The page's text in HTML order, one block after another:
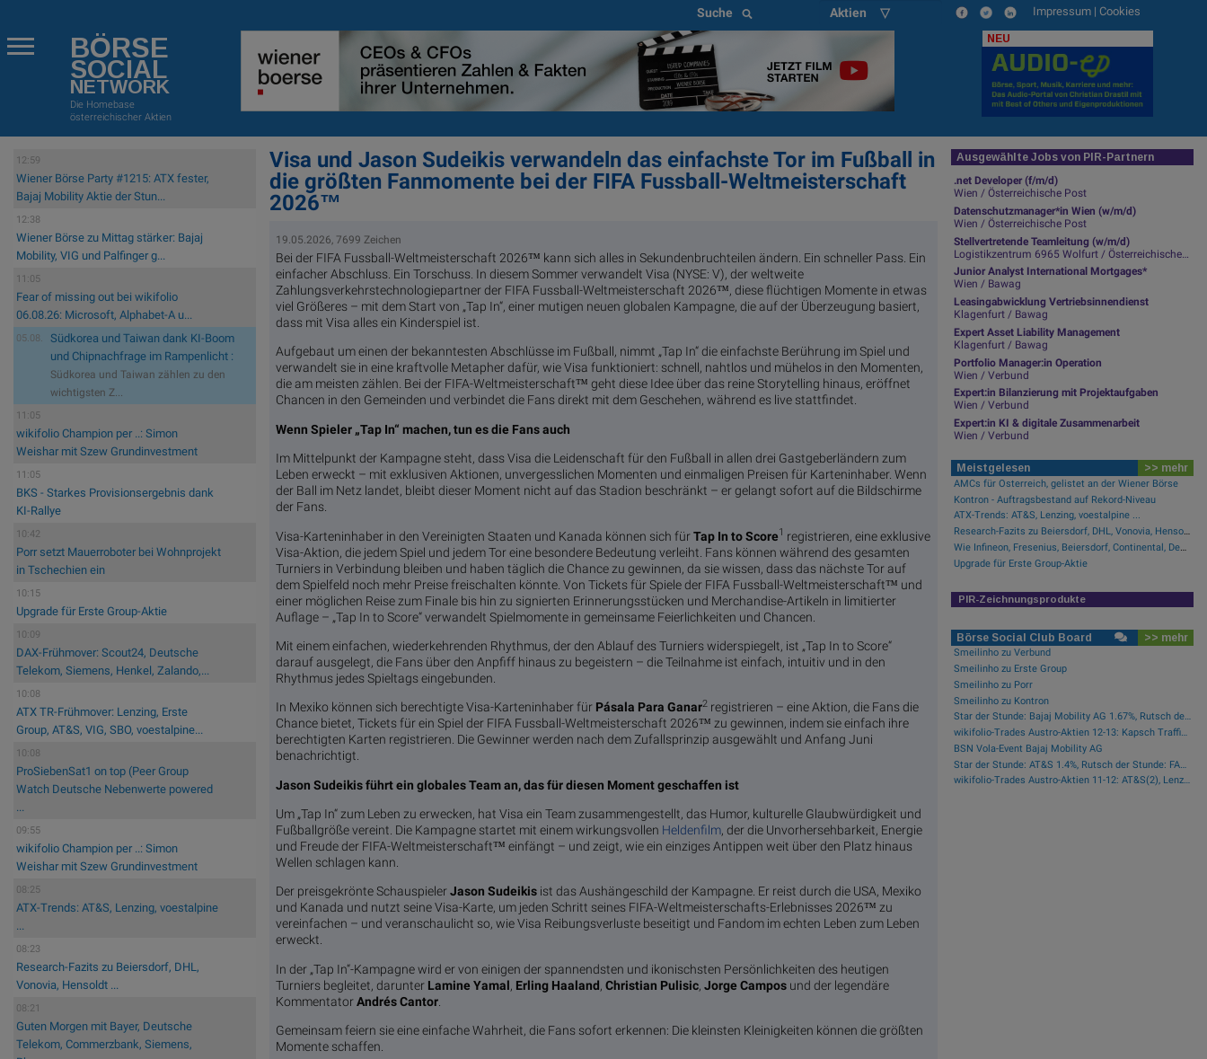
Suche Aktien ▽ Impressum | Cookies
BÖRSE
SOCIAL
NETWORK
Die Homebase
österreichischer Aktien
NEU
12:59
Wiener Börse Party #1215: ATX fester,
Bajaj Mobility Aktie der Stun...
12:38
Wiener Börse zu Mittag stärker: Bajaj
Mobility, VIG und Palfinger g...
11:05
Fear of missing out bei wikifolio
06.08.26: Microsoft, Alphabet-A u...
05.08.
Südkorea und Taiwan dank KI-Boom
und Chipnachfrage im Rampenlicht :
Südkorea und Taiwan zählen zu den
wichtigsten Z...
11:05
wikifolio Champion per ..: Simon
Weishar mit Szew Grundinvestment
11:05
BKS - Starkes Provisionsergebnis dank
KI-Rallye
10:42
Porr setzt Mauerroboter bei Wohnprojekt
in Tschechien ein
10:15
Upgrade für Erste Group-Aktie
10:09
DAX-Frühmover: Scout24, Deutsche
Telekom, Siemens, Henkel, Zalando,...
10:08
ATX TR-Frühmover: Lenzing, Erste
Group, AT&S, VIG, SBO, voestalpine...
10:08
ProSiebenSat1 on top (Peer Group
Watch Deutsche Nebenwerte powered
...
09:55
wikifolio Champion per ..: Simon
Weishar mit Szew Grundinvestment
08:25
ATX-Trends: AT&S, Lenzing, voestalpine
...
08:23
Research-Fazits zu Beiersdorf, DHL,
Vonovia, Hensoldt ...
08:21
Guten Morgen mit Bayer, Deutsche
Telekom, Commerzbank, Siemens,
Visa und Jason Sudeikis verwandeln das einfachste Tor im Fußball in
die größten Fanmomente bei der FIFA Fussball-Weltmeisterschaft
2026™
19.05.2026, 7699 Zeichen
Bei der FIFA Fussball-Weltmeisterschaft 2026™ kann sich alles in Sekundenbruchteilen ändern. Ein schneller Pass. Ein
einfacher Abschluss. Ein Torschuss. In diesem Sommer verwandelt Visa (NYSE: V), der weltweite
Zahlungsverkehrstechnologiepartner der FIFA Fussball-Weltmeisterschaft 2026™, diese flüchtigen Momente in etwas
viel Größeres – mit dem Start von „Tap In“, einer mutigen neuen globalen Kampagne, die auf der Überzeugung basiert,
dass mit Visa alles ein Kinderspiel ist.
Aufgebaut um einen der bekanntesten Abschlüsse im Fußball, nimmt „Tap In“ die einfachste Berührung im Spiel und
verwandelt sie in eine kraftvolle Metapher dafür, wie Visa funktioniert: schnell, nahtlos und mühelos in den Momenten,
die am meisten zählen. Bei der FIFA-Weltmeisterschaft™ geht diese Idee über das reine Storytelling hinaus, eröffnet
Chancen in den Gemeinden und verbindet die Fans direkt mit dem Geschehen, während es live stattfindet.
Wenn Spieler „Tap In“ machen, tun es die Fans auch
Im Mittelpunkt der Kampagne steht, dass Visa die Leidenschaft für den Fußball in allen drei Gastgeberländern zum
Leben erweckt – mit exklusiven Aktionen, unvergesslichen Momenten und einmaligen Preisen für Karteninhaber. Wenn
der Ball im Netz landet, bleibt dieser Moment nicht auf das Stadion beschränkt – er gelangt sofort auf die Bildschirme
der Fans.
Visa-Karteninhaber in den Vereinigten Staaten und Kanada können sich fürTap In to Score1 registrieren, eine exklusive
Visa-Aktion, die jedem Spiel und jedem Tor eine besondere Bedeutung verleiht. Fans können während des gesamten
Turniers in Verbindung bleiben und haben täglich die Chance zu gewinnen, da sie wissen, dass das nächste Tor auf
dem Spielfeld noch mehr Preise freischalten könnte. Von Tickets für Spiele der FIFA Fussball-Weltmeisterschaft™ und
einer möglichen Reise zum Finale bis hin zu signierten Erinnerungsstücken und Merchandise-Artikeln in limitierter
Auflage – „Tap In to Score“ verwandelt Spielmomente in gemeinsame Feierlichkeiten und Chancen.
Mit einem einfachen, wiederkehrenden Rhythmus, der den Ablauf des Turniers widerspiegelt, ist „Tap In to Score“
darauf ausgelegt, die Fans über den Anpfiff hinaus zu begeistern – die Teilnahme ist einfach, intuitiv und in den
Rhythmus jedes Spieltags eingebunden.
In Mexiko können sich berechtigte Visa-Karteninhaber für Pásala Para Ganar2 registrieren – eine Aktion, die Fans die
Chance bietet, Tickets für ein Spiel der FIFA Fussball-Weltmeisterschaft 2026™ zu gewinnen, indem sie einfach ihre
berechtigten Karten registrieren. Die Gewinner werden nach dem Zufallsprinzip ausgewählt und Anfang Juni
benachrichtigt.
Jason Sudeikis führt ein globales Team an, das für diesen Moment geschaffen ist
Um „Tap In“ zum Leben zu erwecken, hat Visa ein Team zusammengestellt, das Humor, kulturelle Glaubwürdigkeit und
Fußballgröße vereint. Die Kampagne startet mit einem wirkungsvollen Heldenfilm, der die Unvorhersehbarkeit, Energie
und Freude der FIFA-Weltmeisterschaft™ einfängt – und zeigt, wie ein einziges Antippen weit über den Platz hinaus
Wellen schlagen kann.
Der preisgekrönte SchauspielerJason Sudeikis ist das Aushängeschild der Kampagne. Er reist durch die USA, Mexiko
und Kanada und nutzt seine Visa-Karte, um jeden Schritt seines FIFA-Weltmeisterschafts-Erlebnisses 2026™ zu
vereinfachen – und veranschaulicht so, wie Visa Reibungsverluste beseitigt und Fandom im echten Leben zum Leben
erweckt.
In der „Tap In“-Kampagne wird er von einigen der spannendsten und ikonischsten Persönlichkeiten des heutigen
Turniers begleitet, darunter Lamine Yamal, Erling Haaland,Christian Pulisic,Jorge Campos und der legendäre
KommentatorAndrés Cantor
Gemeinsam feiern sie eine einfache Wahrheit, die Fans sofort erkennen: Die kleinsten Kleinigkeiten können die größten
Momente schaffen.
Ausgewählte Jobs von PIR-Partnern
.net Developer (f/m/d)
Wien / Österreichische Post
Datenschutzmanager*in Wien (w/m/d)
Wien / Österreichische Post
Stellvertretende Teamleitung (w/m/d)
Logistikzentrum 6965 Wolfurt / Österreichische Post
Junior Analyst International Mortgages*
Wien / Bawag
Leasingabwicklung Vertriebsinnendienst
Klagenfurt / Bawag
Expert Asset Liability Management
Klagenfurt / Bawag
Portfolio Manager:in Operation
Wien / Verbund
Expert:in Bilanzierung mit Projektaufgaben
Wien / Verbund
Expert:in KI & digitale Zusammenarbeit
Wien / Verbund
Meistgelesen >> mehr
AMCs für Österreich, gelistet an der Wiener Börse
Kontron - Auftragsbestand auf Rekord-Niveau
ATX-Trends: AT&S, Lenzing, voestalpine ...
Research-Fazits zu Beiersdorf, DHL, Vonovia, Hensoldt ...
Wie Infineon, Fresenius, Beiersdorf, Continental, Deutsche Post und Bayer für Gesprächsstoff im DAX sorgten
Upgrade für Erste Group-Aktie
PIR-Zeichnungsprodukte
Börse Social Club Board >> mehr
Smeilinho zu Verbund
Smeilinho zu Erste Group
Smeilinho zu Porr
Smeilinho zu Kontron
Star der Stunde: Bajaj Mobility AG 1.67%, Rutsch der Stunde: Frequentis -0.91%
wikifolio-Trades Austro-Aktien 12-13: Kapsch TrafficCom(1), Fabasoft(1)
BSN Vola-Event Bajaj Mobility AG
Star der Stunde: AT&S 1.4%, Rutsch der Stunde: FACC -0.46%
wikifolio-Trades Austro-Aktien 11-12: AT&S(2), Lenzing(1)